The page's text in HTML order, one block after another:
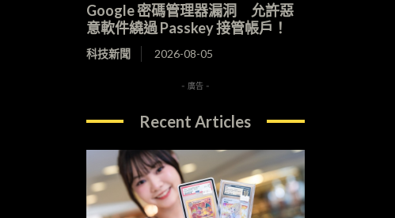
Google 密碼管理器漏洞 允許惡
意軟件繞過 Passkey 接管帳戶！
科技新聞 2026-08-05
- 廣告 -
Recent Articles